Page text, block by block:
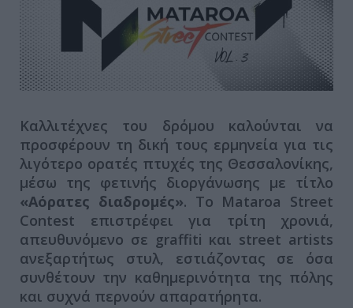
Καλλιτέχνες του δρόμου καλούνται να
προσφέρουν τη δική τους ερμηνεία για τις
λιγότερο ορατές πτυχές της Θεσσαλονίκης,
μέσω της φετινής διοργάνωσης με τίτλο
«Αόρατες διαδρομές». Το Mataroa Street
Contest επιστρέφει για τρίτη χρονιά,
απευθυνόμενο σε graffiti και street artists
ανεξαρτήτως στυλ, εστιάζοντας σε όσα
συνθέτουν την καθημερινότητα της πόλης
και συχνά περνούν απαρατήρητα.